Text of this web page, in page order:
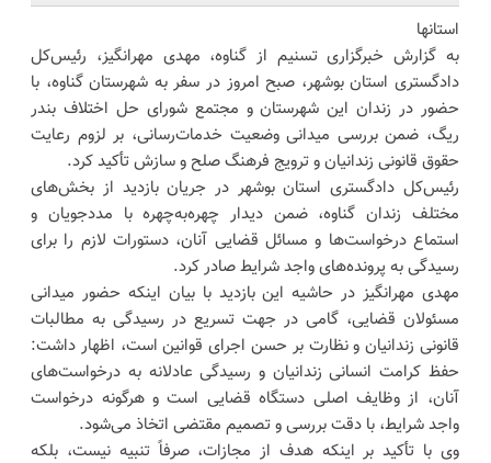
استانها
به گزارش خبرگزاری تسنیم از گناوه، مهدی مهرانگیز، رئیس‌کل
دادگستری استان بوشهر، صبح امروز در سفر به شهرستان گناوه، با
حضور در زندان این شهرستان و مجتمع شورای حل اختلاف بندر
ریگ، ضمن بررسی میدانی وضعیت خدمات‌رسانی، بر لزوم رعایت
حقوق قانونی زندانیان و ترویج فرهنگ صلح و سازش تأکید کرد.
رئیس‌کل دادگستری استان بوشهر در جریان بازدید از بخش‌های
مختلف زندان گناوه، ضمن دیدار چهره‌به‌چهره با مددجویان و
استماع درخواست‌ها و مسائل قضایی آنان، دستورات لازم را برای
رسیدگی به پرونده‌های واجد شرایط صادر کرد.
مهدی مهرانگیز در حاشیه این بازدید با بیان اینکه حضور میدانی
مسئولان قضایی، گامی در جهت تسریع در رسیدگی به مطالبات
قانونی زندانیان و نظارت بر حسن اجرای قوانین است، اظهار داشت:
حفظ کرامت انسانی زندانیان و رسیدگی عادلانه به درخواست‌های
آنان، از وظایف اصلی دستگاه قضایی است و هرگونه درخواست
واجد شرایط، با دقت بررسی و تصمیم مقتضی اتخاذ می‌شود.
وی با تأکید بر اینکه هدف از مجازات، صرفاً تنبیه نیست، بلکه